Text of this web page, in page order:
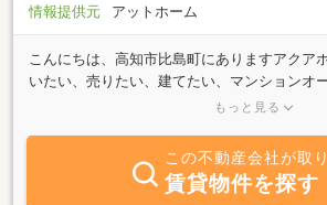
情報提供元
アットホーム
こんにちは、高知市比島町にありますアクア
いたい、売りたい、建てたい、マンションオ
など・・・不動産の事なら何でもご相談下さ
依頼でも精一杯ご希望に添えられる様務めさ
もっと見る
この不動産会社が取
賃貸物件を探す